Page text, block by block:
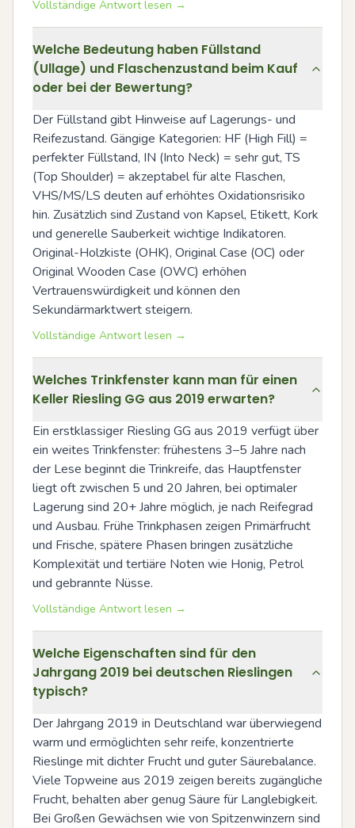
Vollständige Antwort lesen →
Welche Bedeutung haben Füllstand
(Ullage) und Flaschenzustand beim Kauf
oder bei der Bewertung?
Der Füllstand gibt Hinweise auf Lagerungs- und
Reifezustand. Gängige Kategorien: HF (High Fill) =
perfekter Füllstand, IN (Into Neck) = sehr gut, TS
(Top Shoulder) = akzeptabel für alte Flaschen,
VHS/MS/LS deuten auf erhöhtes Oxidationsrisiko
hin. Zusätzlich sind Zustand von Kapsel, Etikett, Kork
und generelle Sauberkeit wichtige Indikatoren.
Original-Holzkiste (OHK), Original Case (OC) oder
Original Wooden Case (OWC) erhöhen
Vertrauenswürdigkeit und können den
Sekundärmarktwert steigern.
Vollständige Antwort lesen →
Welches Trinkfenster kann man für einen
Keller Riesling GG aus 2019 erwarten?
Ein erstklassiger Riesling GG aus 2019 verfügt über
ein weites Trinkfenster: frühestens 3–5 Jahre nach
der Lese beginnt die Trinkreife, das Hauptfenster
liegt oft zwischen 5 und 20 Jahren, bei optimaler
Lagerung sind 20+ Jahre möglich, je nach Reifegrad
und Ausbau. Frühe Trinkphasen zeigen Primärfrucht
und Frische, spätere Phasen bringen zusätzliche
Komplexität und tertiäre Noten wie Honig, Petrol
und gebrannte Nüsse.
Vollständige Antwort lesen →
Welche Eigenschaften sind für den
Jahrgang 2019 bei deutschen Rieslingen
typisch?
Der Jahrgang 2019 in Deutschland war überwiegend
warm und ermöglichten sehr reife, konzentrierte
Rieslinge mit dichter Frucht und guter Säurebalance.
Viele Topweine aus 2019 zeigen bereits zugängliche
Frucht, behalten aber genug Säure für Langlebigkeit.
Bei Großen Gewächsen wie von Spitzenwinzern sind